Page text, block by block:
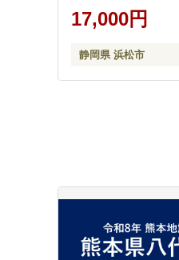
17,000円
静岡県 浜松市